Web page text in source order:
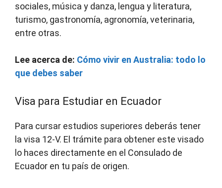
sociales, música y danza, lengua y literatura,
turismo, gastronomía, agronomía, veterinaria,
entre otras.
Lee acerca de: Cómo vivir en Australia: todo lo
que debes saber
Visa para Estudiar en Ecuador
Para cursar estudios superiores deberás tener
la visa 12-V. El trámite para obtener este visado
lo haces directamente en el Consulado de
Ecuador en tu país de origen.